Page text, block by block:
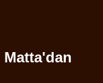
Matta'dan